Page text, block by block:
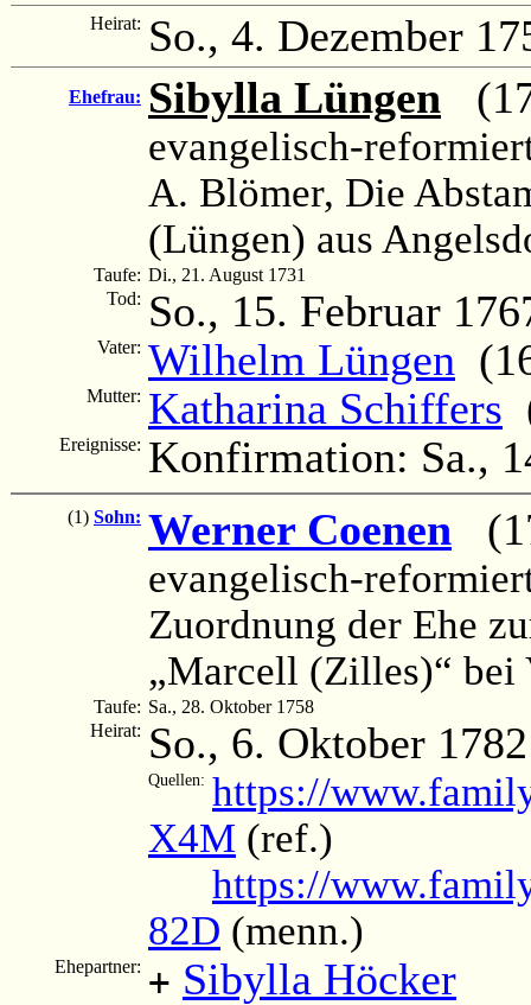
Heirat: So., 4. Dezember
Ehefrau: Sibylla Lüngen
evangelisch-
A. Blömer, Die
(Lüngen) aus
Taufe: Di., 21. August 1731
Tod: So., 15. Februar
Vater: Wilhelm Lüngen
Mutter: Katharina Schiffers
Ereignisse: Konfirmation: Sa.,
(1) Sohn: Werner Coenen
evangelisch-
Zuordnung der Ehe
„Marcell (Zilles)“ bei
Taufe: Sa., 28. Oktober 1758
Heirat: So., 6. Oktober 1782
Quellen: https://
X4M (ref.)
https://
82D (menn.)
Ehepartner: + Sibylla Höcker